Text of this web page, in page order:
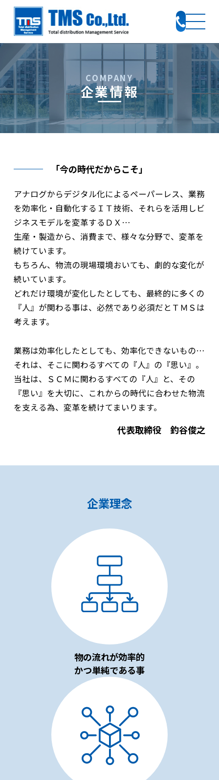
企業情報
「今の時代だからこそ」
アナログからデジタル化によるペーパーレス、業務
を効率化・自動化するＩＴ技術、それらを活用しビ
ジネスモデルを変革するＤＸ…
生産・製造から、消費まで、様々な分野で、変革を
続けています。
もちろん、物流の現場環境おいても、劇的な変化が
続いています。
どれだけ環境が変化したとしても、最終的に多くの
『人』が関わる事は、必然であり必須だとＴＭＳは
考えます。
業務は効率化したとしても、効率化できないもの…
それは、そこに関わるすべての『人』の『思い』。
当社は、ＳＣＭに関わるすべての『人』と、その
『思い』を大切に、これからの時代に合わせた物流
を支える為、変革を続けてまいります。
代表取締役 釣谷俊之
企業理念
物の流れが効率的
かつ単純である事